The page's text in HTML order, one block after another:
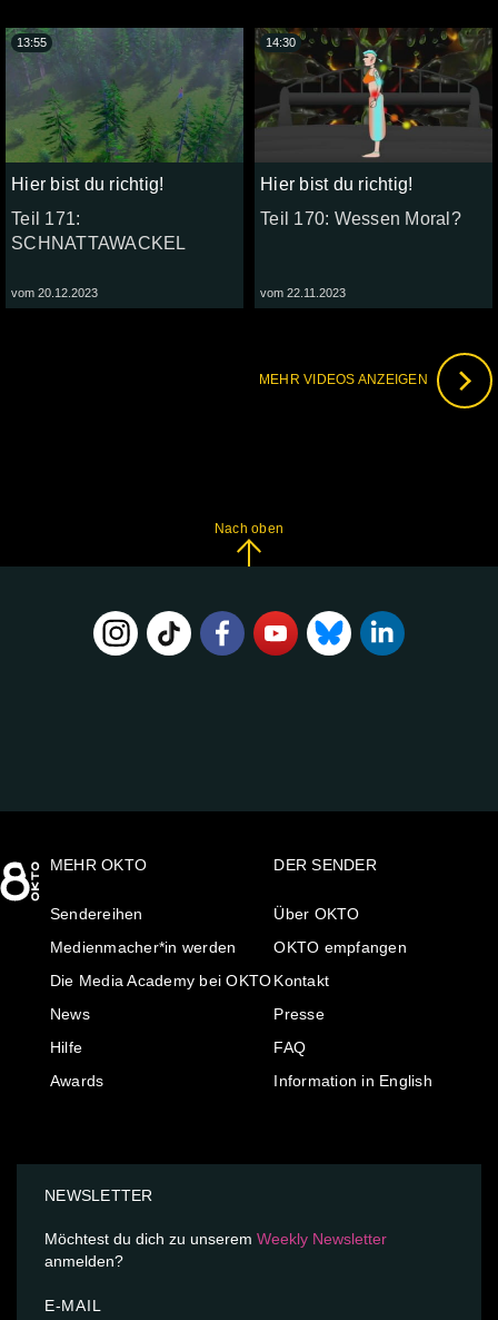
Hier bist du richtig!
Teil 171:
SCHNATTAWACKEL
vom 20.12.2023
13:55
Hier bist du richtig!
Teil 170: Wessen Moral?
vom 22.11.2023
14:30
MEHR VIDEOS ANZEIGEN
Nach oben
MEHR OKTO
Sendereihen
Medienmacher*in werden
Die Media Academy bei OKTO
News
Hilfe
Awards
DER SENDER
Über OKTO
OKTO empfangen
Kontakt
Presse
FAQ
Information in English
NEWSLETTER
Möchtest du dich zu unserem Weekly Newsletter
anmelden?
E-MAIL